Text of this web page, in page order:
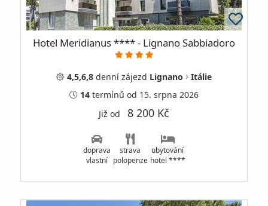
Hotel Meridianus **** - Lignano Sabbiadoro
4,5,6,8 denní zájezd Lignano
Itálie
14 termínů od 15. srpna 2026
Již od 8 200 Kč
doprava
vlastní
strava
polopenze
ubytování
hotel ****